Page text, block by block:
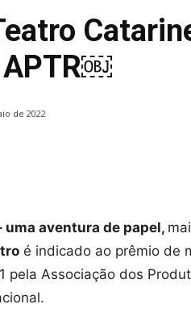
APTR￼
de 2022
uma aventura de papel,
é indicado ao prêmio de
pela Associação dos